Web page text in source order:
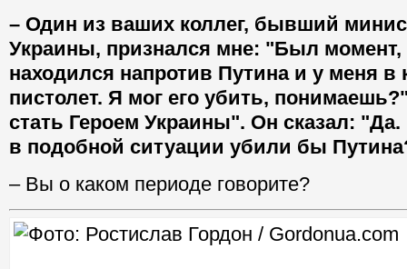
– Один из ваших коллег, бывший
Украины, признался мне: "Был момент,
находился напротив Путина и у меня в
пистолет. Я мог его убить,
стать Героем Украины". Он сказал:
в подобной ситуации убили бы
– Вы о каком периоде говорите?